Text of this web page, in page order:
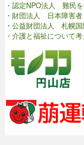
・認定NPO法人 難民
・財団法人 日本障害
・公益財団法人 札幌
・介護と福祉について